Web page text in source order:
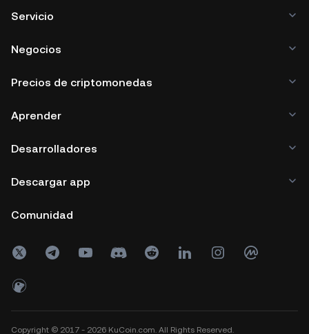
Servicio
Negocios
Precios de criptomonedas
Aprender
Desarrolladores
Descargar app
Comunidad
Copyright © 2017 - 2026 KuCoin.com. All Rights Reserved.